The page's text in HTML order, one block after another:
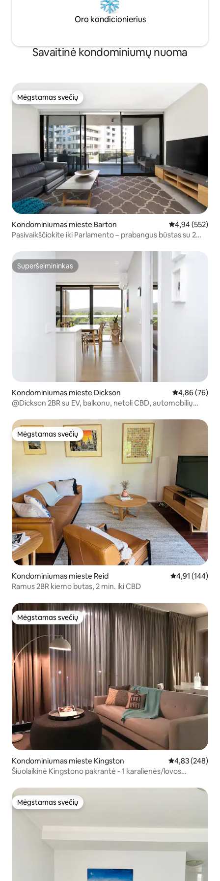
Oro kondicionierius
Savaitinė kondominiumų nuoma
Mėgstamas svečių
Mėgstamas svečių
Kondominiumas mieste Barton Vidutinis
4,94 (552)
Pasivaikščiokite iki Parlamento – prabangus būstas su 2
Superšeimininkas
Superšeimininkas
Kondominiumas mieste Dickson Vidutinis
4,86 (76)
@Dickson 2BR su EV, balkonu, netoli CBD, automobilių
Mėgstamas svečių
Mėgstamas svečių
Kondominiumas mieste Reid Vidutinis
4,91 (144)
Ramus 2BR kiemo butas, 2 min. iki CBD
Mėgstamas svečių
Mėgstamas svečių
Kondominiumas mieste Kingston Vidutinis
4,83 (248)
Šiuolaikinė Kingstono pakrantė - 1 karalienės/lovos
Mėgstamas svečių
Mėgstamas svečių